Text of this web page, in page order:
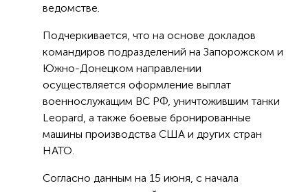
ведомстве.
Подчеркивается, что на основе докладов
командиров подразделений на Запорожском и
Южно-Донецком направлении
осуществляется оформление выплат
военнослужащим ВС РФ, уничтожившим танки
Leopard, а также боевые бронированные
машины производства США и других стран
НАТО.
Согласно данным на 15 июня, с начала